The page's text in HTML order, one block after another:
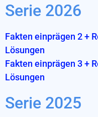
Serie 2026
Fakten einprägen 2 +
Lösungen
Fakten einprägen 3 +
Lösungen
Serie 2025